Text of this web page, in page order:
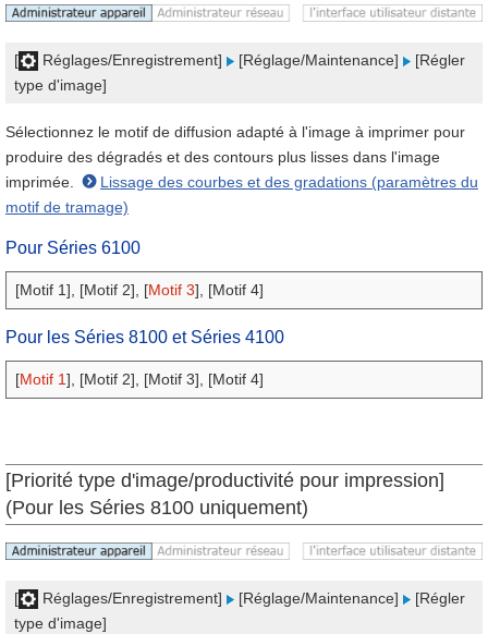
[ Réglages/Enregistrement] [Réglage/Maintenance]
[Régler
type d'image]
Sélectionnez le motif de diffusion adapté à l'image à imprimer pour
produire des dégradés et des contours plus lisses dans l'image
imprimée.
Lissage des courbes et des gradations (paramètres du
motif de tramage)
Pour Séries 6100
[Motif 1], [Motif 2], [Motif 3], [Motif 4]
Pour les Séries 8100 et Séries 4100
[Motif 1], [Motif 2], [Motif 3], [Motif 4]
[Priorité type d'image/productivité pour impression]
(Pour les Séries 8100 uniquement)
[ Réglages/Enregistrement] [Réglage/Maintenance]
[Régler
type d'image]